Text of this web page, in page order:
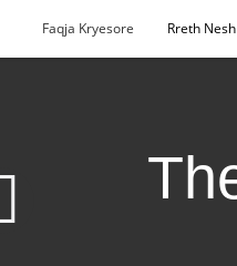
Faqja Kryesore Rreth Nesh